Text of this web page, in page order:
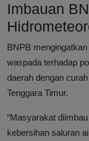
Imbauan
BNPB
waspada terhadap
daerah dengan
Tenggara Timur.
“Masyarakat
kebersihan saluran